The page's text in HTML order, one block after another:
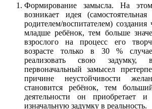
Формирование замысла. На
возникает идея
родителем/воспитателем)
младше ребёнок, тем больше
взрослого на процесс его
возрасте только в 30 %
реализовать свою
первоначальный замысел
причине неустойчивости
становится ребёнок, тем
деятельности он приобретает
изначальную задумку в реальность.